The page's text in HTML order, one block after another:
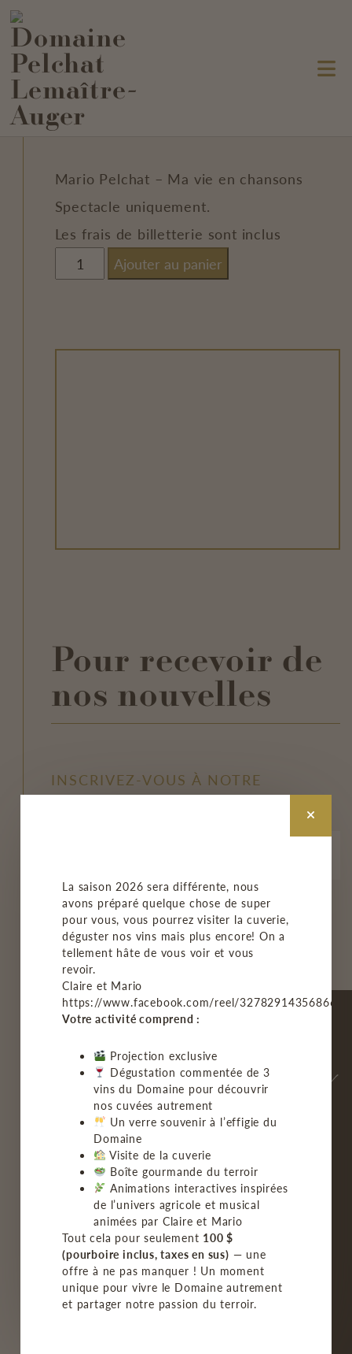
Spectacle uniquement
100.00
Mario Pelchat – Ma vie en chansons
Spectacle uniquement.
Les frais de billetterie sont inclus
quantité
Ajouter au panier
Pour recevoir de
nos nouvelles
INSCRIVEZ-VOUS À NOTRE
M'INSCRIRE
ACCUEIL
LE VIGNOBLE
NOS VINS
BISTRO/GROUPE
MON COMPTE
La saison 2026 sera différente, nous
avons préparé quelque chose de super
pour vous, vous pourrez visiter la cuverie,
déguster nos vins mais plus encore! On a
tellement hâte de vous voir et vous
revoir.
Claire et Mario
https://www.facebook.com/reel/3278291435686678
Votre activité comprend :
Projection exclusive
Dégustation commentée de 3
vins du Domaine pour découvrir
nos cuvées autrement
Un verre souvenir à l’effigie du
Domaine
Visite de la cuverie
Boîte gourmande du terroir
Animations interactives inspirées
de l’univers agricole et musical
animées par Claire et Mario
Tout cela pour seulement 100 $
(pourboire inclus, taxes en sus) — une
offre à ne pas manquer ! Un moment
unique pour vivre le Domaine autrement
et partager notre passion du terroir.